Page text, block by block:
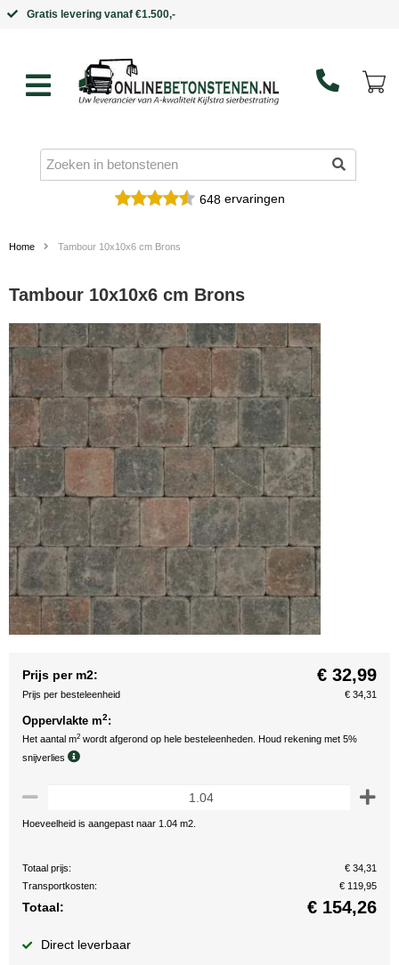
Binnen 5 werkdagen in huis
648ervaringen
Home Tambour 10x10x6 cm Brons
Tambour 10x10x6 cm Brons
Prijs per m2: € 32,99
Prijs per besteleenheid € 34,31
Oppervlakte m2:
Het aantal m2 wordt afgerond op hele besteleenheden. Houd rekening met 5%
snijverlies
Hoeveelheid is aangepast naar 1.04 m2.
Totaal prijs:
€ 34,31
Transportkosten:
€ 119,95
Totaal: € 154,26
Direct leverbaar